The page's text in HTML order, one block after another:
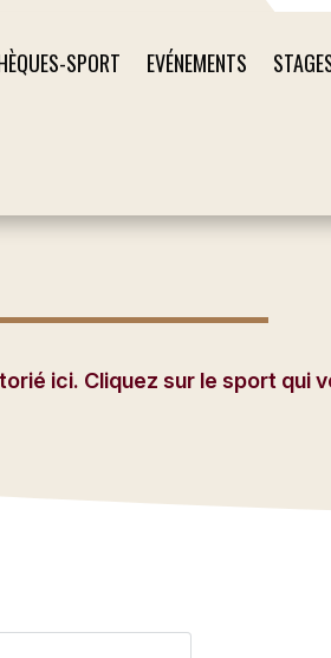
SPORT EVÉNEMENTS
ici. Cliquez sur le sport qui